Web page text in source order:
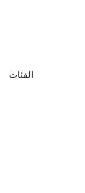
الفئات